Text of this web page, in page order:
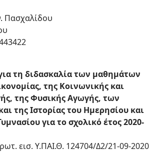
Πασχαλίδου
τη διδασκαλία των μαθημάτων
της Κοινωνικής και
της Φυσικής Αγωγής, των
της Ιστορίας του Ημερησίου και
για το σχολικό έτος 2020-
εισ. Υ.ΠΑΙ.Θ. 124704/Δ2/21-09-2020